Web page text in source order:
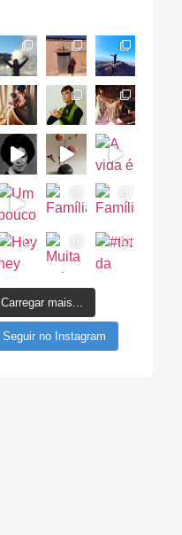
Carregar mais...
Seguir no Instagram